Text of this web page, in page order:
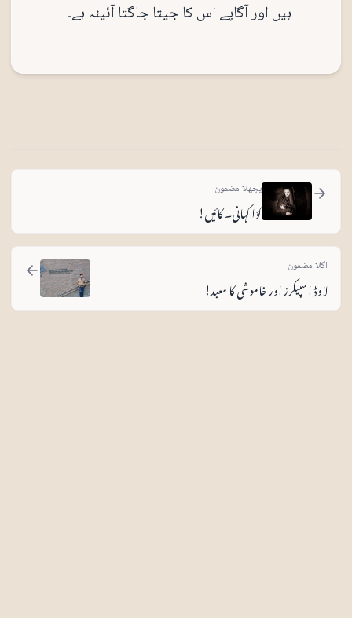
ہیں اور آگاپے اس کا جیتا جاگتا آئینہ ہے۔
پچھلا مضمون
کوّا کہانی۔ کائیں!
اگلا مضمون
لاوڈ اسپیکرز اور خاموشی کا معبد!